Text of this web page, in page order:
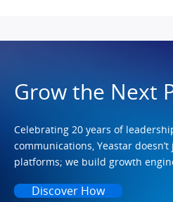
Grow the Next
Celebrating 20 years of
communications, Yeastar
platforms; we build growth
Discover How